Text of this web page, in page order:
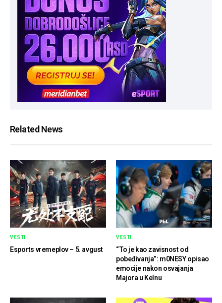
Related News
VESTI
Esports vremeplov – 5. avgust
VESTI
“To je kao zavisnost od
pobeđivanja”: m0NESY opisao
emocije nakon osvajanja
Majora u Kelnu